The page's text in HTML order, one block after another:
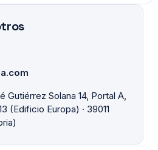
Gutiérrez Solana 14, Portal A,
(Edificio Europa) · 39011